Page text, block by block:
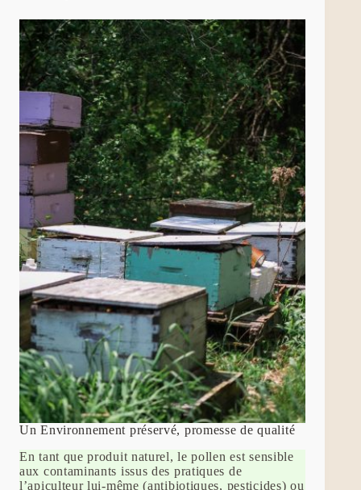
Un Environnement préservé, promesse de qualité
En tant que produit naturel, le pollen est sensible
aux contaminants issus des pratiques de
l’apiculteur lui-même (antibiotiques, pesticides) ou